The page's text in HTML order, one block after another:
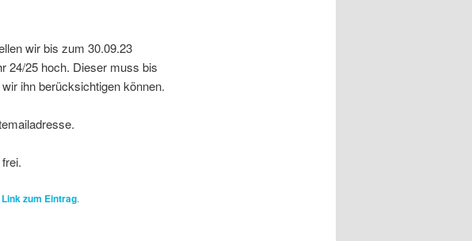
wir bis zum 30.09.23
24/25 hoch. Dieser muss bis
ihn berücksichtigen können.
zum Eintrag.